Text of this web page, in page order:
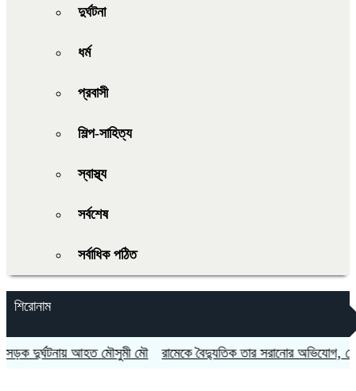
দুর্ঘটনা
ধর্ম
প্রবাসী
শিল্প-সাহিত্য
স্বাস্থ্য
সর্বশেষ
সর্বাধিক পঠিত
শিরোনাম
দুর্ঘটনায় আহত মৌসুমী মৌ রামেকে বৈদ্যুতিক তার সরানোর অভিযোগ,